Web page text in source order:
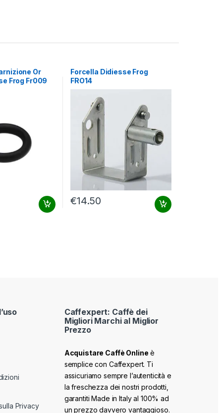
Or
Frog Fr009
Forcella Didiesse Frog
FRO14
€14.50
Privacy
Caffexpert: Caffè dei
Migliori Marchi al Miglior
Prezzo
Acquistare Caffè Online è
semplice con Caffexpert. Ti
assicuriamo sempre l’autenticità e
la freschezza dei nostri prodotti,
garantiti Made in Italy al 100% ad
un prezzo davvero vantaggioso.